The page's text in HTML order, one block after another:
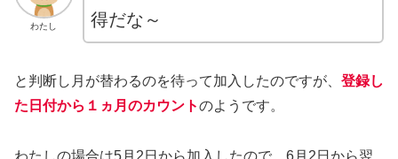
わたし
得だな～
と判断し月が替わるのを待って加入したのですが、 登録し
た日付から１ヵ月のカウントのようです。
わたしの場合は5月2日から加入したので、6月2日から翌